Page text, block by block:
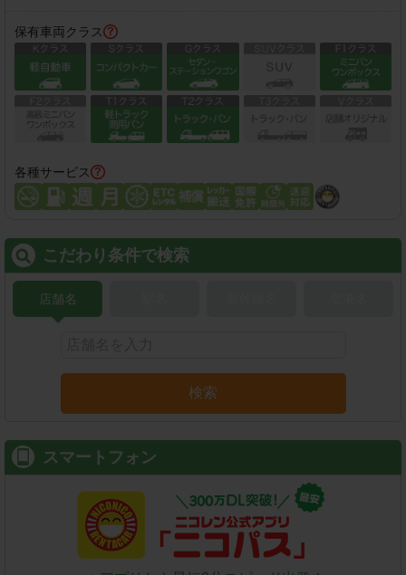
保有車両クラス
各種サービス
こだわり条件で検索
店舗名
検索
スマートフォン